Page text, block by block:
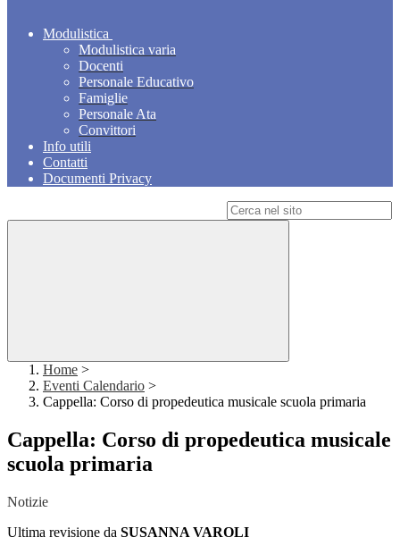
Modulistica
Modulistica varia
Docenti
Personale Educativo
Famiglie
Personale Ata
Convittori
Info utili
Contatti
Documenti Privacy
Home >
Eventi Calendario >
Cappella: Corso di propedeutica musicale scuola primaria
Cappella: Corso di propedeutica musicale
scuola primaria
Notizie
Ultima revisione da SUSANNA VAROLI